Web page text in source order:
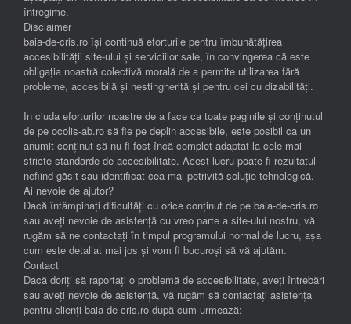
întregime.
Disclaimer
baia-de-cris.ro își continuă eforturile pentru îmbunătățirea
accesibilității site-ului și serviciilor sale, în convingerea că este
obligația noastră colectivă morală de a permite utilizarea fără
probleme, accesibilă și nestingherită și pentru cei cu dizabilități.
În ciuda eforturilor noastre de a face ca toate paginile și conținutul
de pe ocolis-ab.ro să fie pe deplin accesibile, este posibil ca un
anumit conținut să nu fi fost încă complet adaptat la cele mai
stricte standarde de accesibilitate. Acest lucru poate fi rezultatul
nefiind găsit sau identificat cea mai potrivită soluție tehnologică.
Ai nevoie de ajutor?
Dacă întâmpinați dificultăți cu orice conținut de pe baia-de-cris.ro
sau aveți nevoie de asistență cu vreo parte a site-ului nostru, vă
rugăm să ne contactați în timpul programului normal de lucru, așa
cum este detaliat mai jos și vom fi bucuroși să vă ajutăm.
Contact
Dacă doriți să raportați o problemă de accesibilitate, aveți întrebări
sau aveți nevoie de asistență, vă rugăm să contactați asistența
pentru clienți baia-de-cris.ro după cum urmează: